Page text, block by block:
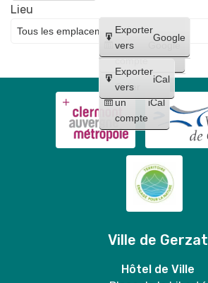
Créer
un
compte
Google
Créer
un
compte
iCal
Exporter
vers
Google
Exporter
vers
iCal
Lieu
Ville de Gerzat
Hôtel de Ville